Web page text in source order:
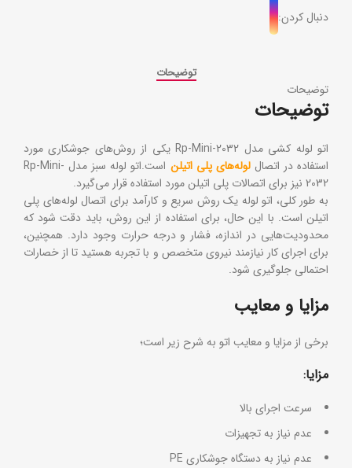
دنبال کردن:
توضیحات
توضیحات
توضیحات
اتو لوله کشی مدل Rp-Mini-2032 یکی از روش‌های جوشکاری مورد
استفاده در اتصاللوله‌های پلی اتیلن
است.اتو لوله سبز مدل Rp-Mini-
2032 نیز برای اتصالات پلی اتیلن مورد استفاده قرار می‌گیرد.
به طور کلی، اتو لوله یک روش سریع و کارآمد برای اتصال لوله‌های پلی
اتیلن است. با این حال، برای استفاده از این روش، باید دقت شود که
محدودیت‌هایی در اندازه، فشار و درجه حرارت وجود دارد. همچنین،
برای اجرای کار نیازمند نیروی متخصص و با تجربه هستید تا از خصارات
احتمالی جلوگیری شود.
مزایا و معایب
برخی از مزایا و معایب اتو به شرح زیر است؛
مزایا:
سرعت اجرای بالا
عدم نیاز به تجهیزات
عدم نیاز به دستگاه جوشکاری PE